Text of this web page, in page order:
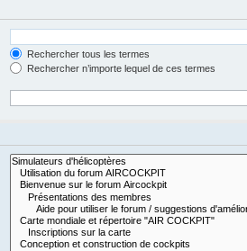
Rechercher tous les termes
Rechercher n’importe lequel de ces termes